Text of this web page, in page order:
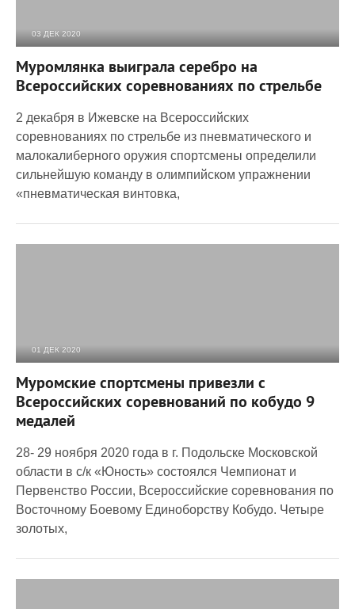
03 ДЕК 2020
Муромлянка выиграла серебро на
Всероссийских соревнованиях по стрельбе
2 декабря в Ижевске на Всероссийских
соревнованиях по стрельбе из пневматического и
малокалиберного оружия спортсмены определили
сильнейшую команду в олимпийском упражнении
«пневматическая винтовка,
01 ДЕК 2020
Муромские спортсмены привезли с
Всероссийских соревнований по кобудо 9
медалей
28- 29 ноября 2020 года в г. Подольске Московской
области в с/к «Юность» состоялся Чемпионат и
Первенство России, Всероссийские соревнования по
Восточному Боевому Единоборству Кобудо. Четыре
золотых,